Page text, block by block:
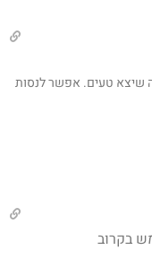
שיצא טעים. אפשר לנסות
בקרוב